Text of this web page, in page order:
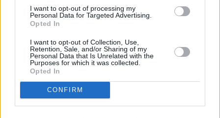
I want to opt-out of processing my
Personal Data for Targeted Advertising.
Opted In
I want to opt-out of Collection, Use,
Retention, Sale, and/or Sharing of my
Personal Data that Is Unrelated with the
Purposes for which it was collected.
Opted In
CONFIRM
¿EN QUÉ MOMENTO DEJAMOS DE SER
HUMANOS?. Por Maite de Vera Cabrera
Fuerteventura Santiago de Compostela
por 30 euros por trayecto
en Fuerteventura